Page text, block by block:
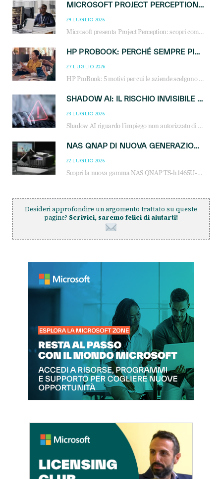
MICROSOFT PROJECT PERCEPTION: COME GLI AGENTI AI CAMBIERANNO SOC, CYBERSECURITY E SERVIZI MSP
29 LUGLIO 2026
Microsoft presenta Project Perception: scopri come gli agenti AI possono trasformare cybersecurity, SOC e servizi gestiti degli MSP.
HP PROBOOK: PERCHÉ SEMPRE PIÙ AZIENDE SCELGONO NOTEBOOK PROGETTATI PER IL LAVORO MODERNO
27 LUGLIO 2026
HP ProBook: 5 motivi per cui le aziende scelgono i notebook business HP per migliorare produttività, sicurezza e gestione dell’AI.
SHADOW AI: IL RISCHIO INVISIBILE CHE LE AZIENDE POSSONO GOVERNARE
23 LUGLIO 2026
Shadow AI riguardo l’impiego non autorizzato di sistemi AI all’interno dell’azienda. E’ una pratica che si diffonde a partire dai dipendenti fino ai dirigenti e mette a repentaglio la cybersecurity, con costi più elevati per le organizzazioni. Due recenti report illustrano il fenomeno e forniscono dati in merito
NAS QNAP DI NUOVA GENERAZIONE: PIÙ PRESTAZIONI, SCALABILITÀ E PROTEZIONE DEI DATI PER LE INFRASTRUTTURE IT MODERNE
22 LUGLIO 2026
Scopri la nuova gamma NAS QNAP TS-h1465U-RP, TS-h1065eU e TS-h665U: storage aziendale con ZFS, DDR5, E1.S NVMe e connettività 2.5GbE per backup, virtualizzazione e cybersecurity.
Desideri approfondire un argomento trattato su queste
pagine? Scrivici, saremo felici di aiutarti!